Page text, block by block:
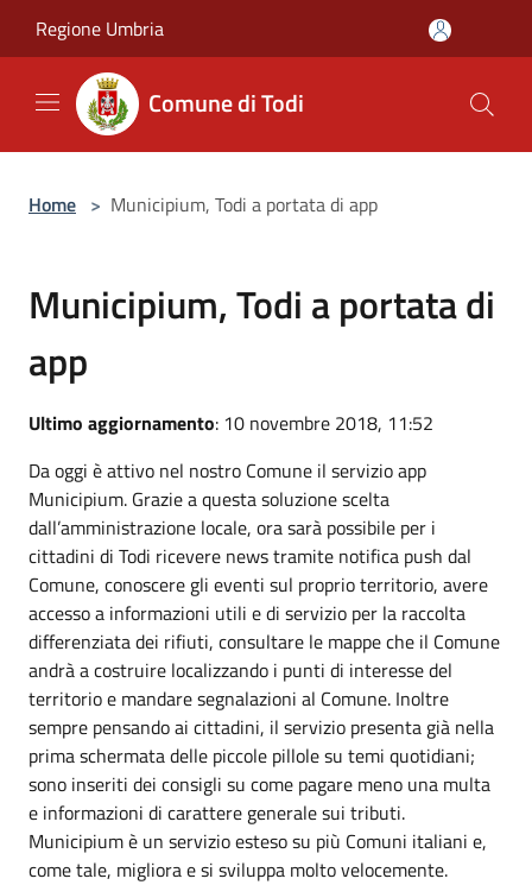
Regione Umbria
Comune di Todi
Home > Municipium, Todi a portata di app
Municipium, Todi a portata di
app
Ultimo aggiornamento: 10 novembre 2018, 11:52
Da oggi è attivo nel nostro Comune il servizio app
Municipium. Grazie a questa soluzione scelta
dall’amministrazione locale, ora sarà possibile per i
cittadini di Todi ricevere news tramite notifica push dal
Comune, conoscere gli eventi sul proprio territorio, avere
accesso a informazioni utili e di servizio per la raccolta
differenziata dei rifiuti, consultare le mappe che il Comune
andrà a costruire localizzando i punti di interesse del
territorio e mandare segnalazioni al Comune. Inoltre
sempre pensando ai cittadini, il servizio presenta già nella
prima schermata delle piccole pillole su temi quotidiani;
sono inseriti dei consigli su come pagare meno una multa
e informazioni di carattere generale sui tributi.
Municipium è un servizio esteso su più Comuni italiani e,
come tale, migliora e si sviluppa molto velocemente.